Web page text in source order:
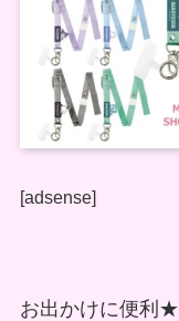
[adsense]
お出かけに便利★